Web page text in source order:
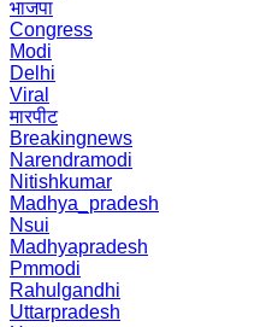
भाजपा
Congress
Modi
Delhi
Viral
मारपीट
Breakingnews
Narendramodi
Nitishkumar
Madhya_pradesh
Nsui
Madhyapradesh
Pmmodi
Rahulgandhi
Uttarpradesh